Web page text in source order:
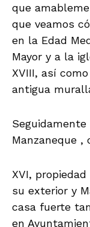
que
que veamos
en la Edad
Mayor y a la
XVIII, así
antigua
Manzaneque
XVI,
su exterior y
casa fuerte
en